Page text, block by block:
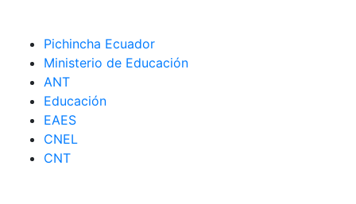
Pichincha Ecuador
Ministerio de Educación
ANT
Educación
EAES
CNEL
CNT